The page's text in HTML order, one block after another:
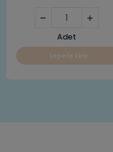
Adet
Sepete Ekle